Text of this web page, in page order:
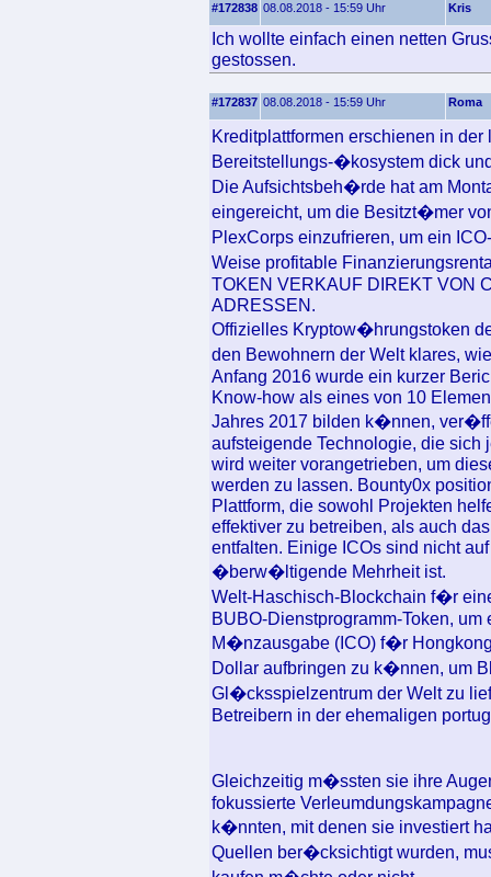
#172838 08.08.2018 - 15:59 Uhr Kris
Ich wollte einfach einen netten
gestossen.
#172837 08.08.2018 - 15:59 Uhr Roma
Kreditplattformen erschienen in
Bereitstellungs-�kosystem dick
Die Aufsichtsbeh�rde hat am
eingereicht, um die Besitzt�mer
PlexCorps einzufrieren, um ein
Weise profitable
TOKEN VERKAUF DIREKT VON
ADRESSEN.
Offizielles Kryptow�hrungstoken
den Bewohnern der Welt klares,
Anfang 2016 wurde ein kurzer
Know-how als eines von 10
Jahres 2017 bilden k�nnen,
aufsteigende Technologie, die
wird weiter vorangetrieben, um
werden zu lassen. Bounty0x
Plattform, die sowohl Projekten
effektiver zu betreiben, als auch
entfalten. Einige ICOs sind nicht
�berw�ltigende Mehrheit ist.
Welt-Haschisch-Blockchain f�r
BUBO-Dienstprogramm-Token,
M�nzausgabe (ICO) f�r
Dollar aufbringen zu k�nnen, um
Gl�cksspielzentrum der Welt zu
Betreibern in der ehemaligen
Gleichzeitig m�ssten sie ihre
fokussierte
k�nnten, mit denen sie investiert
Quellen ber�cksichtigt wurden,